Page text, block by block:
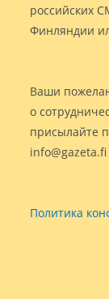
российских
Финляндии
Ваши
о
присылайте
info@gazeta.fi
Политика